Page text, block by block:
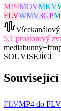
MP4MOVMKV
FLVWMV3GP
5.1 prostorový
mediabunny+
SOUVISEJÍCÍ
FLVMP4 do FLV